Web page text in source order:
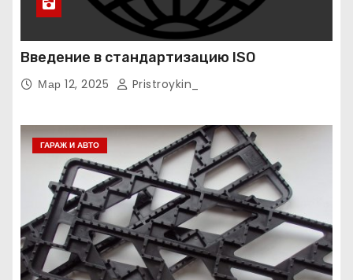
Введение в стандартизацию ISO
Мар 12, 2025 Pristroykin_
ГАРАЖ И АВТО